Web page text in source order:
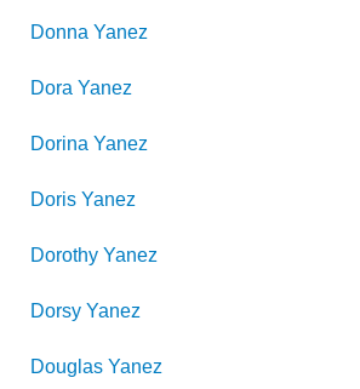
Donna Yanez
Dora Yanez
Dorina Yanez
Doris Yanez
Dorothy Yanez
Dorsy Yanez
Douglas Yanez